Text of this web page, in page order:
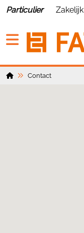
Particulier Zakelijk
Contact